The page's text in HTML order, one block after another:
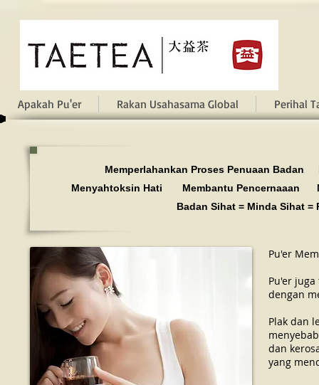
Apakah Pu'er Rakan Usahasama Global Perihal
Memperlahankan Proses Penuaan Badan
Menyahtoksin Hati
Membantu Pencernaaan
Badan Sihat = Minda Sihat =
Pu'er
Pu'er
dengan
Plak dan
dan
yang